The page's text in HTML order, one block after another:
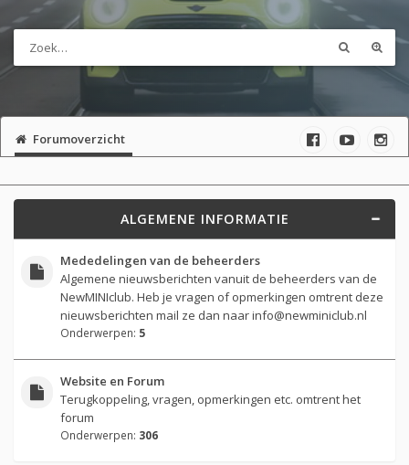
Forumoverzicht
ALGEMENE INFORMATIE
Mededelingen van de beheerders
Algemene nieuwsberichten vanuit de beheerders van de
NewMINIclub. Heb je vragen of opmerkingen omtrent deze
nieuwsberichten mail ze dan naarinfo@newminiclub.nl
Onderwerpen: 5
Website en Forum
Terugkoppeling, vragen, opmerkingen etc. omtrent het
forum
Onderwerpen: 306